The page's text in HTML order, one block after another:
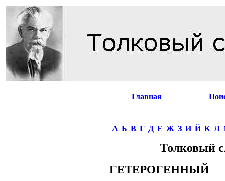
Главная
А Б В Г Д Е Ж З И Й К Л
Толковый
ГЕТЕРОГЕННЫЙ